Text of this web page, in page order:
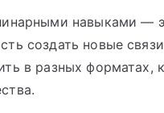
навыками —
создать новые
в разных